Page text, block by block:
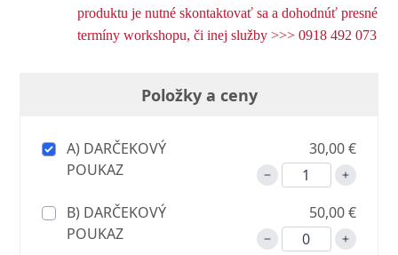
produktu je nutné skontaktovať sa a dohodnúť presné
termíny workshopu, či inej služby >>> 0918 492 073
Položky a ceny
A) DARČEKOVÝ
POUKAZ
30,00 €
B) DARČEKOVÝ
POUKAZ
50,00 €